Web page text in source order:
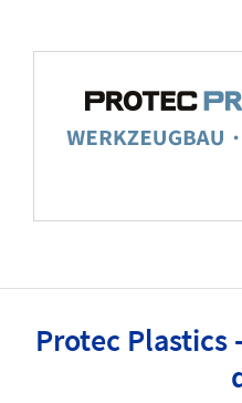
Protec